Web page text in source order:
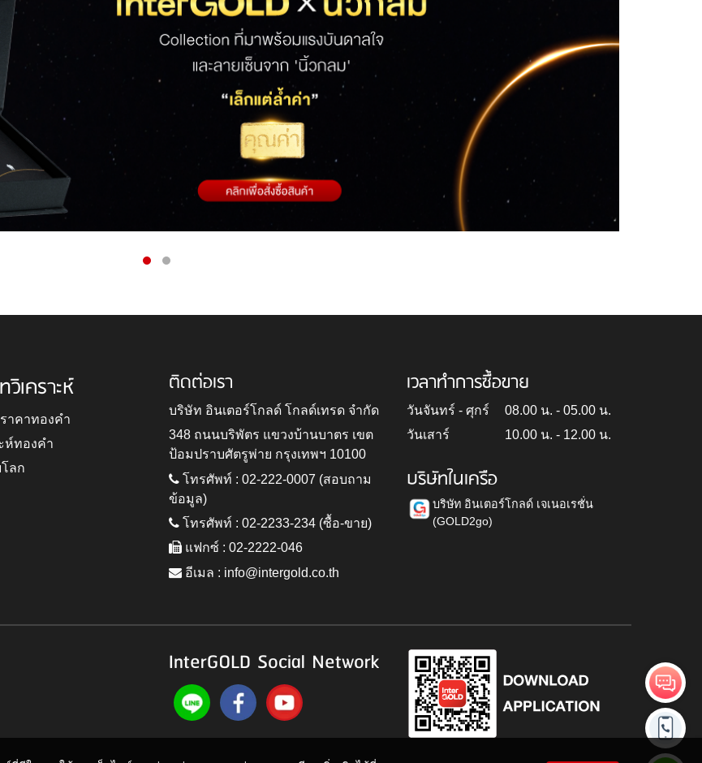
วิเคราะห์
าคาทองคำ
ห์ทองคำ
ลก
ติดต่อเรา
บริษัท อินเตอร์โกลด์ โกลด์เทรด จำกัด
348 ถนนบริพัตร แขวงบ้านบาตร เขต
ป้อมปราบศัตรูพ่าย กรุงเทพฯ 10100
โทรศัพท์ : 02-222-0007 (สอบถาม
ข้อมูล)
โทรศัพท์ : 02-2233-234 (ซื้อ-ขาย)
แฟกซ์ : 02-2222-046
อีเมล : info@intergold.co.th
เวลาทำการซื้อขาย
วันจันทร์ - ศุกร์
08.00 น. - 05.00 น.
วันเสาร์
10.00 น. - 12.00 น.
บริษัทในเครือ
บริษัท อินเตอร์โกลด์ เจเนอเรชั่น
(GOLD2go)
InterGOLD Social Network